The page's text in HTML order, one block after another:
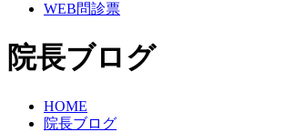
WEB問診票
院長ブログ
HOME
院長ブログ